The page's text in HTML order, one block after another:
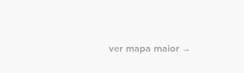
ver mapa maior